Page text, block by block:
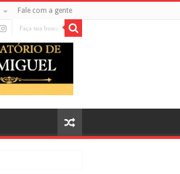
Fale com a gente